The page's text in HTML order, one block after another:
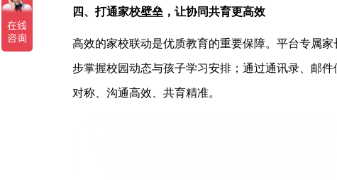
四、打通家校壁垒，让协同共育更高效
高效的家校联动是优质教育的重要保障。平台专属
步掌握校园动态与孩子学习安排；通过通讯录、邮
对称、沟通高效、共育精准。